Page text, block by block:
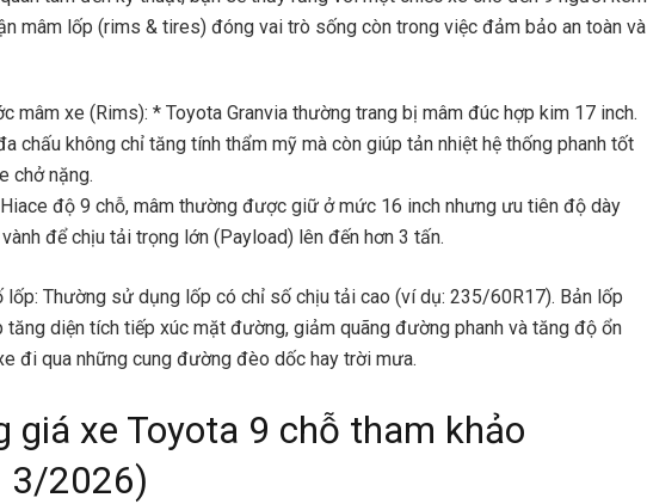
mâm lốp (rims & tires) đóng vai trò sống còn trong việc đảm bảo an toàn và
mâm xe (Rims): * Toyota Granvia thường trang bị mâm đúc hợp kim 17 inch.
chấu không chỉ tăng tính thẩm mỹ mà còn giúp tản nhiệt hệ thống phanh tốt
chở nặng.
độ 9 chỗ, mâm thường được giữ ở mức 16 inch nhưng ưu tiên độ dày
để chịu tải trọng lớn (Payload) lên đến hơn 3 tấn.
lốp: Thường sử dụng lốp có chỉ số chịu tải cao (ví dụ: 235/60R17). Bản lốp
tăng diện tích tiếp xúc mặt đường, giảm quãng đường phanh và tăng độ ổn
đi qua những cung đường đèo dốc hay trời mưa.
giá xe Toyota 9 chỗ tham khảo
3/2026)